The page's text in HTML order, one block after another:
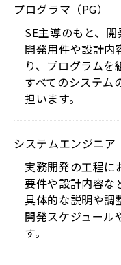
プログラマ（PG）
SE主導のもと、開
開発用件や設計内
り、プログラムを
すべてのシステム
担います。
システムエンジニア
実務開発の工程に
要件や設計内容な
具体的な説明や調
開発スケジュール
す。